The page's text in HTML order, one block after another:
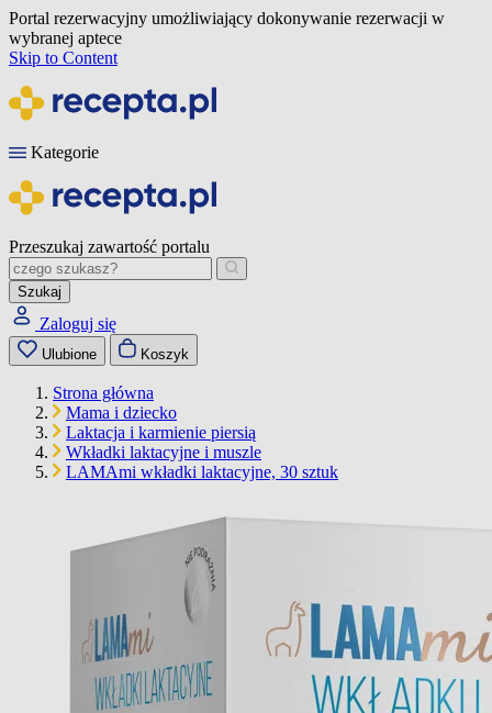
Portal rezerwacyjny umożliwiający dokonywanie rezerwacji w
wybranej aptece
Skip to Content
Kategorie
Przeszukaj zawartość portalu
Szukaj
Zaloguj się
Ulubione Koszyk
Strona główna
Mama i dziecko
Laktacja i karmienie piersią
Wkładki laktacyjne i muszle
LAMAmi wkładki laktacyjne, 30 sztuk